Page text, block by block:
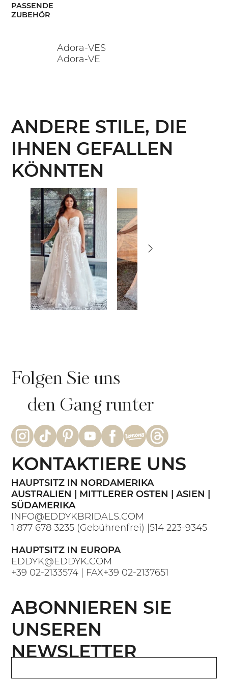
PASSENDE
ZUBEHÖR
Adora-VES
Adora-VE
ANDERE STILE, DIE
IHNEN GEFALLEN
KÖNNTEN
Folgen Sie uns
den Gang runter
HAUPTSITZ IN NORDAMERIKA
AUSTRALIEN | MITTLERER OSTEN | ASIEN |
SÜDAMERIKA
INFO@EDDYKBRIDALS.COM
1 877 678 3235 (Gebührenfrei) |514 223-9345
HAUPTSITZ IN EUROPA
EDDYK@EDDYK.COM
+39 02-2133574 | FAX+39 02-2137651
KONTAKTIERE UNS
ABONNIEREN SIE
UNSEREN
NEWSLETTER